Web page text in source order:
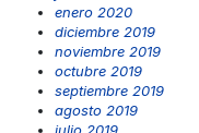
enero 2020
diciembre 2019
noviembre 2019
octubre 2019
septiembre 2019
agosto 2019
julio 2019